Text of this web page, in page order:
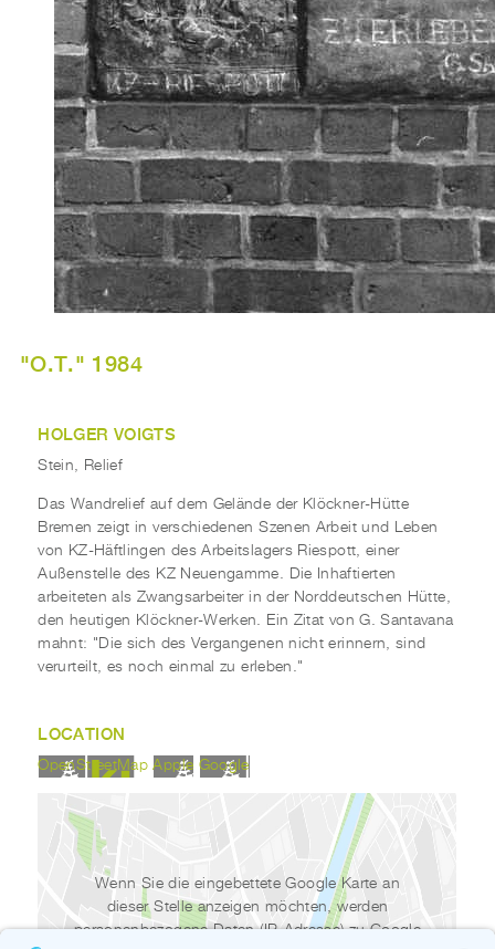
"O.T." 1984
HOLGER VOIGTS
Stein, Relief
Das Wandrelief auf dem Gelände der Klöckner-Hütte
Bremen zeigt in verschiedenen Szenen Arbeit und Leben
von KZ-Häftlingen des Arbeitslagers Riespott, einer
Außenstelle des KZ Neuengamme. Die Inhaftierten
arbeiteten als Zwangsarbeiter in der Norddeutschen Hütte,
den heutigen Klöckner-Werken. Ein Zitat von G. Santavana
mahnt: "Die sich des Vergangenen nicht erinnern, sind
verurteilt, es noch einmal zu erleben."
LOCATION
OpenStreetMap Apple Google
Wenn Sie die eingebettete Google Karte an
dieser Stelle anzeigen möchten, werden
personenbezogene Daten (IP-Adresse) zu Google